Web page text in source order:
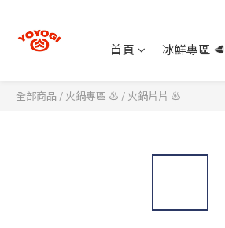
首頁 冰鮮專區 🥩
全部商品 / 火鍋專區 ♨️ / 火鍋片片 ♨️